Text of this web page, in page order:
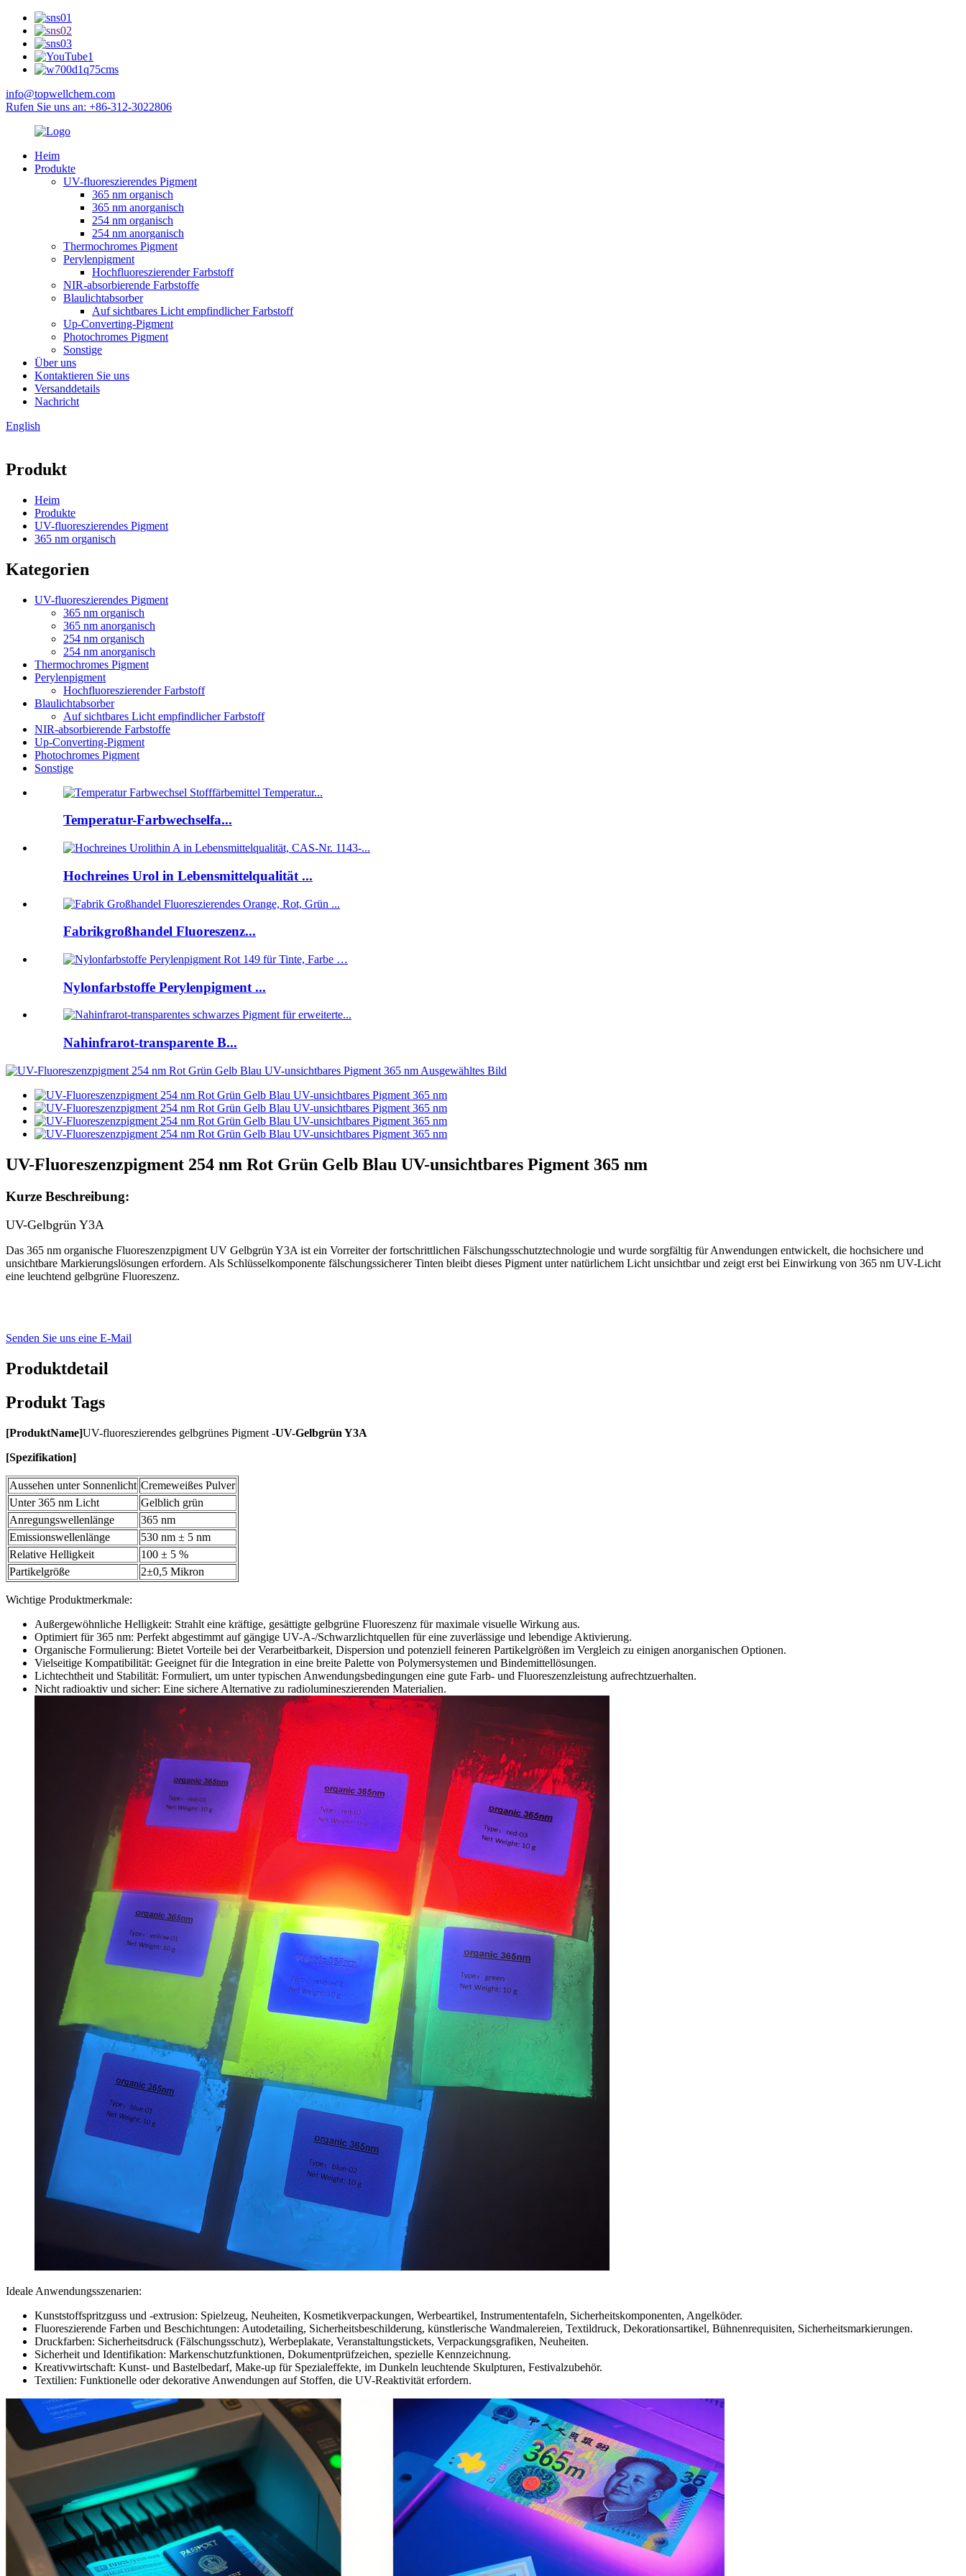
info@topwellchem.com
Rufen Sie uns an: +86-312-3022806
Heim
Produkte
UV-fluoreszierendes Pigment
365 nm organisch
365 nm anorganisch
254 nm organisch
254 nm anorganisch
Thermochromes Pigment
Perylenpigment
Hochfluoreszierender Farbstoff
NIR-absorbierende Farbstoffe
Blaulichtabsorber
Auf sichtbares Licht empfindlicher Farbstoff
Up-Converting-Pigment
Photochromes Pigment
Sonstige
Über uns
Kontaktieren Sie uns
Versanddetails
Nachricht
English
Produkt
Heim
Produkte
UV-fluoreszierendes Pigment
365 nm organisch
Kategorien
UV-fluoreszierendes Pigment
365 nm organisch
365 nm anorganisch
254 nm organisch
254 nm anorganisch
Thermochromes Pigment
Perylenpigment
Hochfluoreszierender Farbstoff
Blaulichtabsorber
Auf sichtbares Licht empfindlicher Farbstoff
NIR-absorbierende Farbstoffe
Up-Converting-Pigment
Photochromes Pigment
Sonstige
Temperatur-Farbwechselfa...
Hochreines Urol in Lebensmittelqualität ...
Fabrikgroßhandel Fluoreszenz...
Nylonfarbstoffe Perylenpigment ...
Nahinfrarot-transparente B...
UV-Fluoreszenzpigment 254 nm Rot Grün Gelb Blau UV-unsichtbares Pigment 365 nm
Kurze Beschreibung:
UV-Gelbgrün Y3A
Das 365 nm organische Fluoreszenzpigment UV Gelbgrün Y3A ist ein Vorreiter der fortschrittlichen Fälschungsschutztechnologie und wurde sorgfältig für Anwendungen entwickelt, die hochsichere und
unsichtbare Markierungslösungen erfordern. Als Schlüsselkomponente fälschungssicherer Tinten bleibt dieses Pigment unter natürlichem Licht unsichtbar und zeigt erst bei Einwirkung von 365 nm UV-Licht
eine leuchtend gelbgrüne Fluoreszenz.
Senden Sie uns eine E-Mail
Produktdetail
Produkt Tags
[ProduktName]UV-fluoreszierendes gelbgrünes Pigment -UV-Gelbgrün Y3A
[Spezifikation]
Aussehen unter Sonnenlicht Cremeweißes Pulver
Unter 365 nm Licht
Gelblich grün
Anregungswellenlänge
365 nm
Emissionswellenlänge
530 nm ± 5 nm
Relative Helligkeit
100 ± 5 %
Partikelgröße
2±0,5 Mikron
Wichtige Produktmerkmale:
Außergewöhnliche Helligkeit: Strahlt eine kräftige, gesättigte gelbgrüne Fluoreszenz für maximale visuelle Wirkung aus.
Optimiert für 365 nm: Perfekt abgestimmt auf gängige UV-A-/Schwarzlichtquellen für eine zuverlässige und lebendige Aktivierung.
Organische Formulierung: Bietet Vorteile bei der Verarbeitbarkeit, Dispersion und potenziell feineren Partikelgrößen im Vergleich zu einigen anorganischen Optionen.
Vielseitige Kompatibilität: Geeignet für die Integration in eine breite Palette von Polymersystemen und Bindemittellösungen.
Lichtechtheit und Stabilität: Formuliert, um unter typischen Anwendungsbedingungen eine gute Farb- und Fluoreszenzleistung aufrechtzuerhalten.
Nicht radioaktiv und sicher: Eine sichere Alternative zu radiolumineszierenden Materialien.
Ideale Anwendungsszenarien:
Kunststoffspritzguss und -extrusion: Spielzeug, Neuheiten, Kosmetikverpackungen, Werbeartikel, Instrumententafeln, Sicherheitskomponenten, Angelköder.
Fluoreszierende Farben und Beschichtungen: Autodetailing, Sicherheitsbeschilderung, künstlerische Wandmalereien, Textildruck, Dekorationsartikel, Bühnenrequisiten, Sicherheitsmarkierungen.
Druckfarben: Sicherheitsdruck (Fälschungsschutz), Werbeplakate, Veranstaltungstickets, Verpackungsgrafiken, Neuheiten.
Sicherheit und Identifikation: Markenschutzfunktionen, Dokumentprüfzeichen, spezielle Kennzeichnung.
Kreativwirtschaft: Kunst- und Bastelbedarf, Make-up für Spezialeffekte, im Dunkeln leuchtende Skulpturen, Festivalzubehör.
Textilien: Funktionelle oder dekorative Anwendungen auf Stoffen, die UV-Reaktivität erfordern.